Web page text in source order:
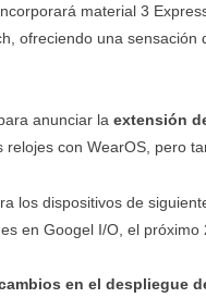
material 3
ofreciendo una
anunciar la extensión
con WearOS, pero
los dispositivos de
en Googel I/O, el próximo
en el despliegue